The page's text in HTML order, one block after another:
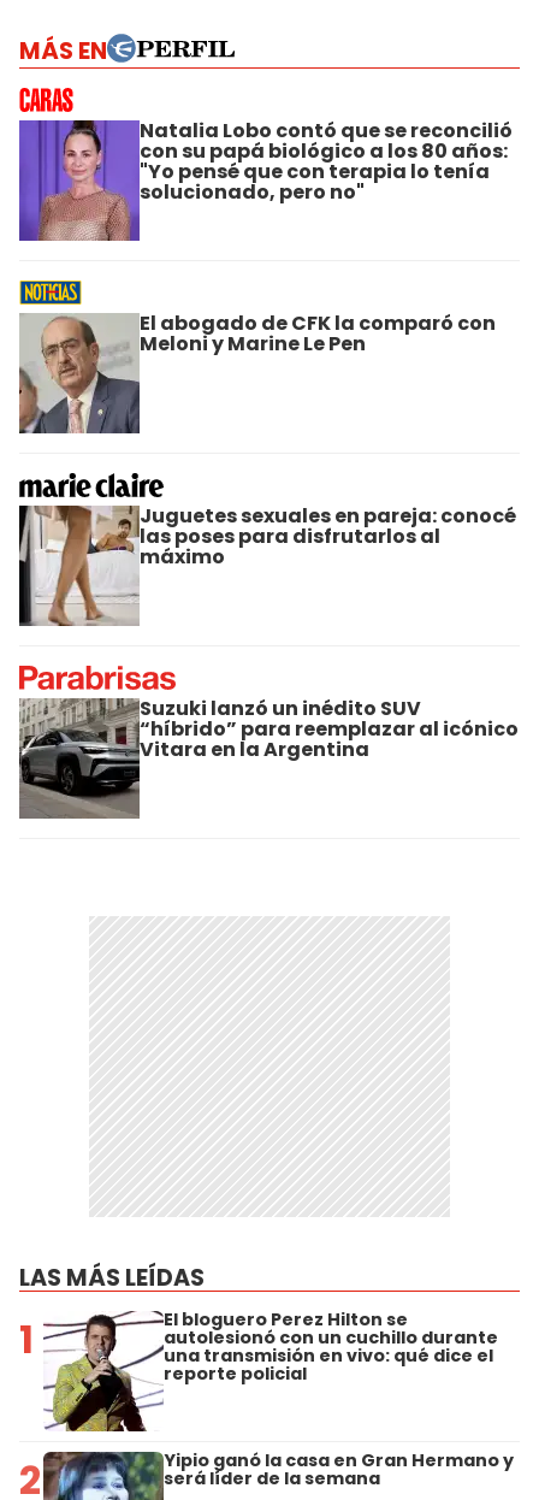
MÁS EN
Natalia Lobo contó que se reconcilió
con su papá biológico a los 80 años:
"Yo pensé que con terapia lo tenía
solucionado, pero no"
El abogado de CFK la comparó con
Meloni y Marine Le Pen
Juguetes sexuales en pareja: conocé
las poses para disfrutarlos al
máximo
Suzuki lanzó un inédito SUV
“híbrido” para reemplazar al icónico
Vitara en la Argentina
LAS MÁS LEÍDAS
1 El bloguero Perez Hilton se
autolesionó con un cuchillo durante
una transmisión en vivo: qué dice el
reporte policial
2 Yipio ganó la casa en Gran Hermano y
será líder de la semana